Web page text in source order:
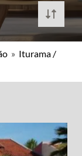
» Iturama /